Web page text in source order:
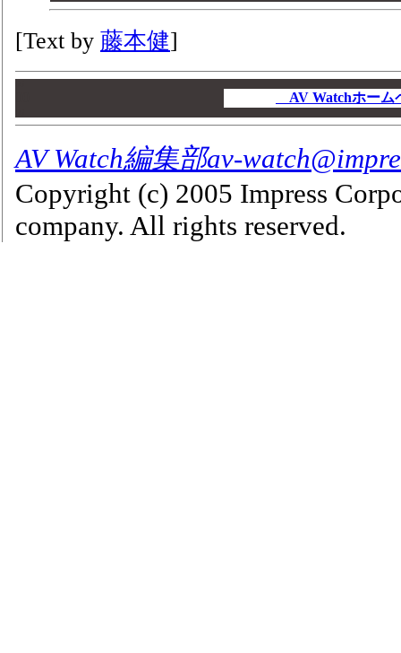
[Text by 藤本健]
AV Watchホー
AV Watch編集部av-
Copyright (c) 2005 Impress
company. All rights reserved.